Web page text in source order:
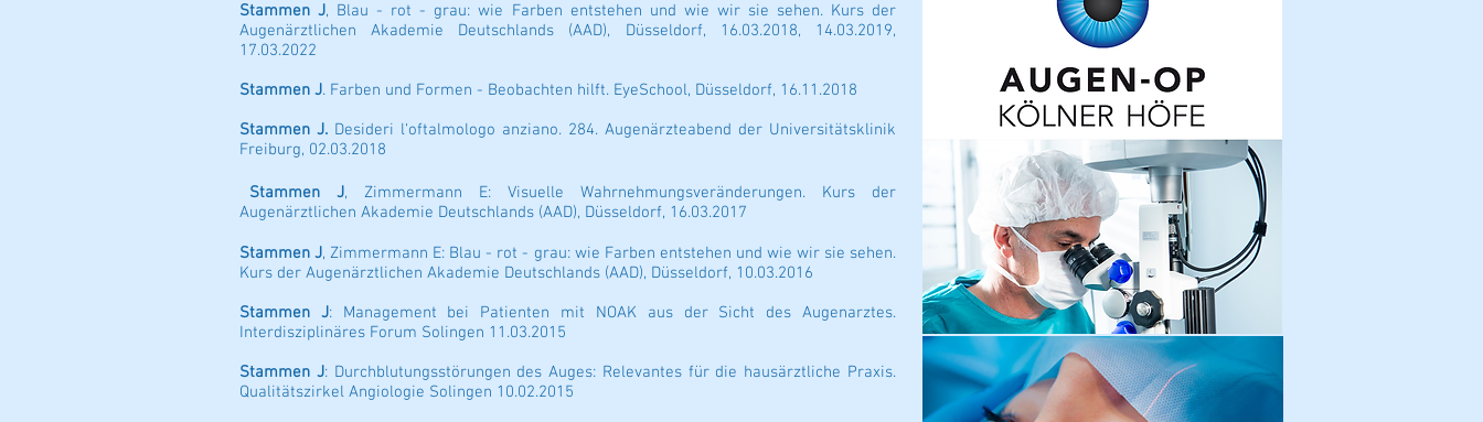
Stammen J, Blau - rot - grau: wie Farben entstehen und wie wir sie sehen. Kurs der
Augenärztlichen Akademie Deutschlands (AAD), Düsseldorf, 16.03.2018, 14.03.2019,
17.03.2022
Stammen J. Farben und Formen - Beobachten hilft. EyeSchool, Düsseldorf, 16.11.2018
Stammen J. Desideri l‘oftalmologo anziano. 284. Augenärzteabend der Universitätsklinik
Freiburg, 02.03.2018
Stammen J, Zimmermann E: Visuelle Wahrnehmungsveränderungen. Kurs der
Augenärztlichen Akademie Deutschlands (AAD), Düsseldorf, 16.03.2017
Stammen J, Zimmermann E: Blau - rot - grau: wie Farben entstehen und wie wir sie sehen.
Kurs der Augenärztlichen Akademie Deutschlands (AAD), Düsseldorf, 10.03.2016
Stammen J: Management bei Patienten mit NOAK aus der Sicht des Augenarztes.
Interdisziplinäres Forum Solingen 11.03.2015
Stammen J: Durchblutungsstörungen des Auges: Relevantes für die hausärztliche Praxis.
Qualitätszirkel Angiologie Solingen 10.02.2015